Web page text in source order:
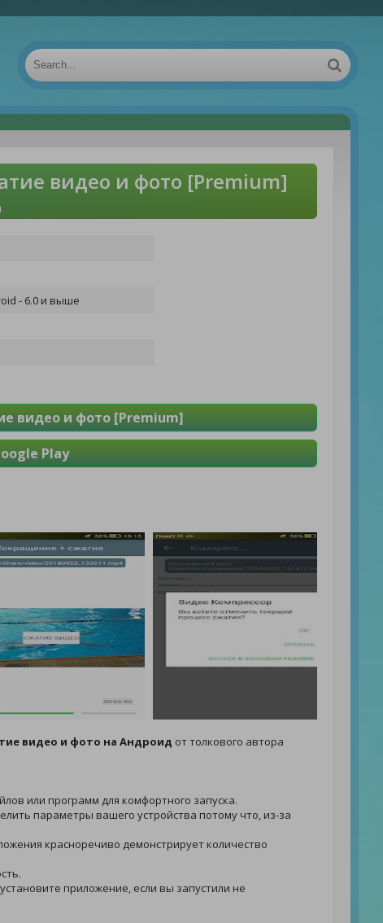
видео и фото [Premium]
- 6.0 и выше
видео и фото [Premium]
Play
видео и фото на Андроид от толкового автора
или программ для комфортного запуска.
параметры вашего устройства потому что, из-за
красноречиво демонстрирует количество
приложение, если вы запустили не